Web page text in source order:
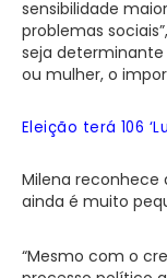
sensibilidade
problemas
seja
ou mulher, o
Eleição terá 106
Milena reconhece
ainda é muito
“Mesmo com o